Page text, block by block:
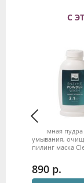
С
Энзимная пудра
умывания,
пилинг маска
890